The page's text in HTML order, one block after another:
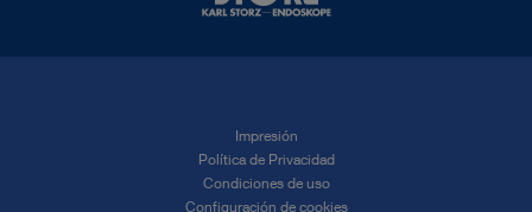
Impresión
Política de Privacidad
Condiciones de uso
Configuración de cookies